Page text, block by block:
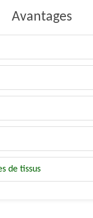
Avantages
de tissus